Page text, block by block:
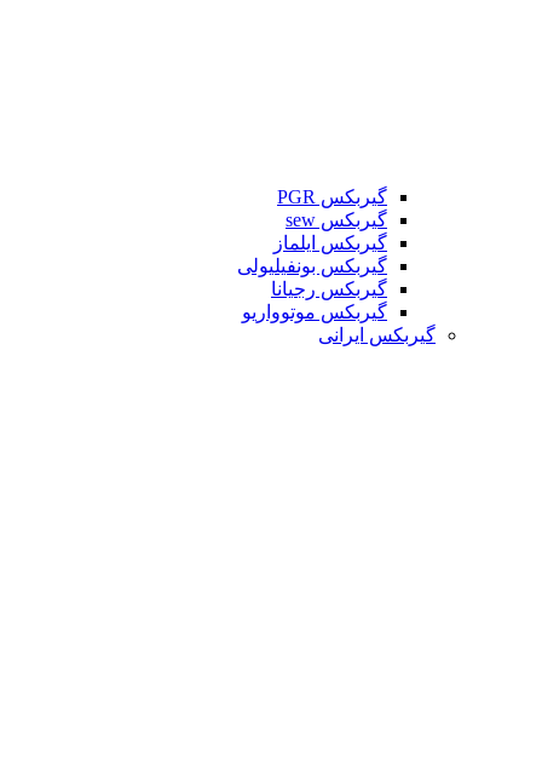
گیربکس PGR
گیربکس sew
گیربکس ایلماز
گیربکس بونفیلیولی
گیربکس رجیانا
گیربکس موتوواریو
گیربکس ایرانی